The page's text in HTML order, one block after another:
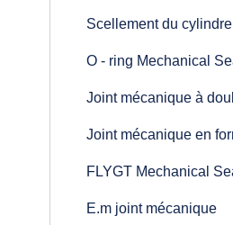
Scellement du
O - ring Mechanical
Joint mécanique à
Joint mécanique en
FLYGT Mechanical
E.m joint mécanique